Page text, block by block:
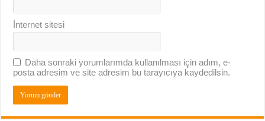
İnternet sitesi
Daha sonraki yorumlarımda kullanılması için adım, e-
posta adresim ve site adresim bu tarayıcıya kaydedilsin.